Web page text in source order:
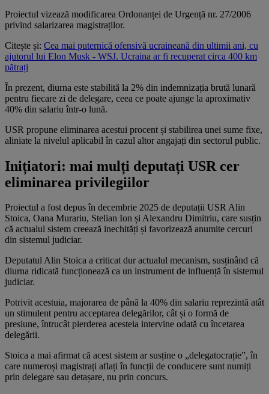
Proiectul vizează modificarea Ordonanței de Urgență nr. 27/2006
privind salarizarea magistraților.
Citește și: Cea mai puternică ofensivă ucraineană din ultimii ani, cu
ajutorul lui Elon Musk - WSJ. Ucraina ar fi recuperat circa 400 km
pătrați
În prezent, diurna este stabilită la 2% din indemnizația brută lunară
pentru fiecare zi de delegare, ceea ce poate ajunge la aproximativ
40% din salariu într-o lună.
USR propune eliminarea acestui procent și stabilirea unei sume fixe,
aliniate la nivelul aplicabil în cazul altor angajați din sectorul public.
Inițiatori: mai mulți deputați USR cer
eliminarea privilegiilor
Proiectul a fost depus în decembrie 2025 de deputații USR Alin
Stoica, Oana Murariu, Stelian Ion și Alexandru Dimitriu, care susțin
că actualul sistem creează inechități și favorizează anumite cercuri
din sistemul judiciar.
Deputatul Alin Stoica a criticat dur actualul mecanism, susținând că
diurna ridicată funcționează ca un instrument de influență în sistemul
judiciar.
Potrivit acestuia, majorarea de până la 40% din salariu reprezintă atât
un stimulent pentru acceptarea delegărilor, cât și o formă de
presiune, întrucât pierderea acesteia intervine odată cu încetarea
delegării.
Stoica a mai afirmat că acest sistem ar susține o „delegatocrație”, în
care numeroși magistrați aflați în funcții de conducere sunt numiți
prin delegare sau detașare, nu prin concurs.